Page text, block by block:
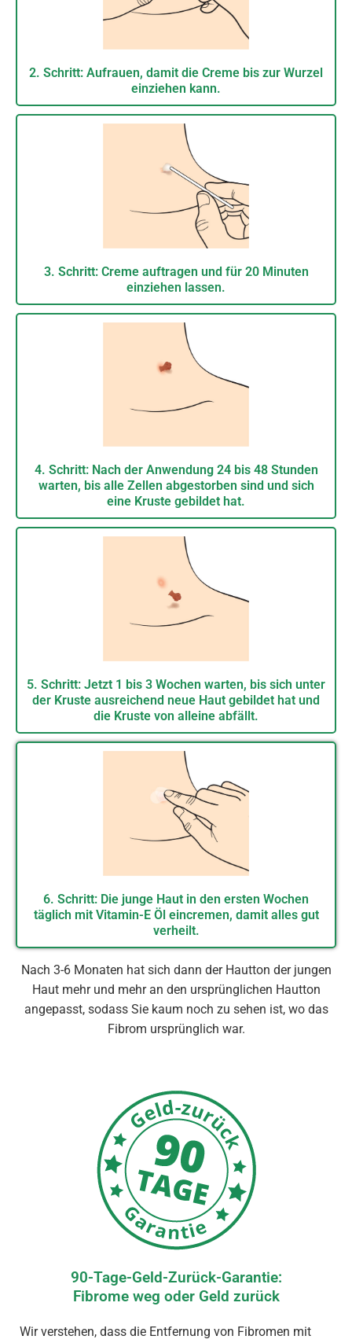
2. Schritt: Aufrauen, damit die Creme bis zur Wurzel
einziehen kann.
3. Schritt: Creme auftragen und für 20 Minuten
einziehen lassen.
4. Schritt: Nach der Anwendung 24 bis 48 Stunden
warten, bis alle Zellen abgestorben sind und sich
eine Kruste gebildet hat.
5. Schritt: Jetzt 1 bis 3 Wochen warten, bis sich unter
der Kruste ausreichend neue Haut gebildet hat und
die Kruste von alleine abfällt.
6. Schritt: Die junge Haut in den ersten Wochen
täglich mit Vitamin-E Öl eincremen, damit alles gut
verheilt.
Nach 3-6 Monaten hat sich dann der Hautton der jungen
Haut mehr und mehr an den ursprünglichen Hautton
angepasst, sodass Sie kaum noch zu sehen ist, wo das
Fibrom ursprünglich war.
90-Tage-Geld-Zurück-Garantie:
Fibrome weg oder Geld zurück
Wir verstehen, dass die Entfernung von Fibromen mit